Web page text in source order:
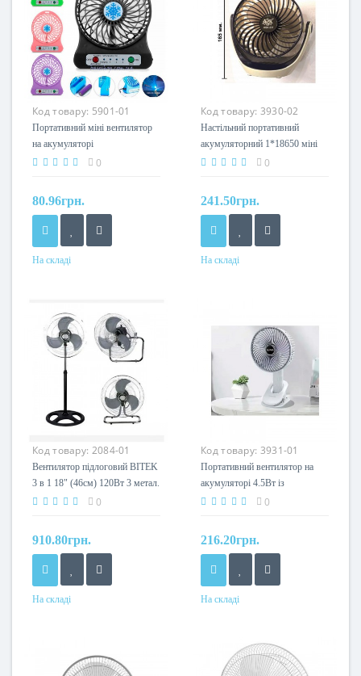
Код товару: 5901-01
Портативний міні вентилятор
на акумуляторі
0
80.96грн.
На складі
Код товару: 3930-02
Настільний портативний
акумуляторний 1*18650 міні
вентилятор 811 0
241.50грн.
На складі
Код товару: 2084-01
Вентилятор підлоговий BITEK
3 в 1 18" (46см) 120Вт 3 метал.
лоп. BT-1882
0
910.80грн.
На складі
Код товару: 3931-01
Портативний вентилятор на
акумуляторі 4.5Вт із
прищіпкою
0
216.20грн.
На складі